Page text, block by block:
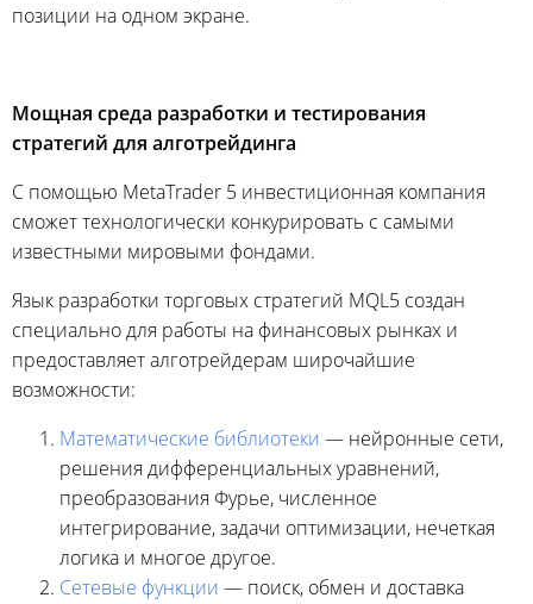
позиции на одном экране.
Мощная среда разработки и тестирования
стратегий для алготрейдинга
С помощью MetaTrader 5 инвестиционная компания
сможет технологически конкурировать с самыми
известными мировыми фондами.
Язык разработки торговых стратегий MQL5 создан
специально для работы на финансовых рынках и
предоставляет алготрейдерам широчайшие
возможности:
Математические библиотеки — нейронные сети,
решения дифференциальных уравнений,
преобразования Фурье, численное
интегрирование, задачи оптимизации, нечеткая
логика и многое другое.
Сетевые функции — поиск, обмен и доставка